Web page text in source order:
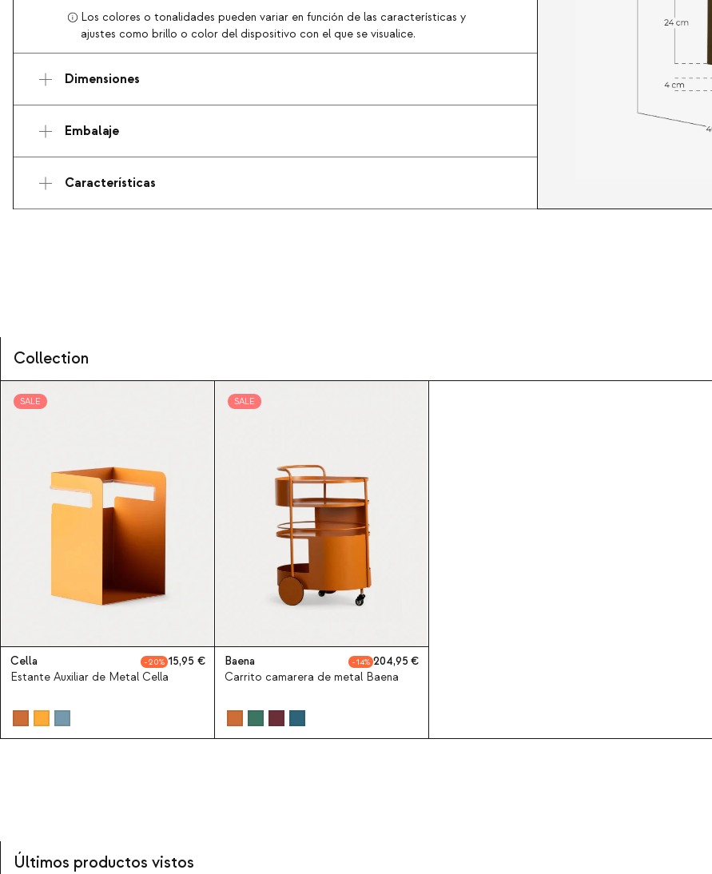
Los colores o tonalidades pueden variar en función de las características y
ajustes como brillo o color del dispositivo con el que se visualice.
Dimensiones
Embalaje
Características
Collection
SALE
Cella 20
15,95
Estante Auxiliar de Metal Cella
SALE
Baena 14
204,95
Carrito camarera de metal Baena
Últimos productos vistos